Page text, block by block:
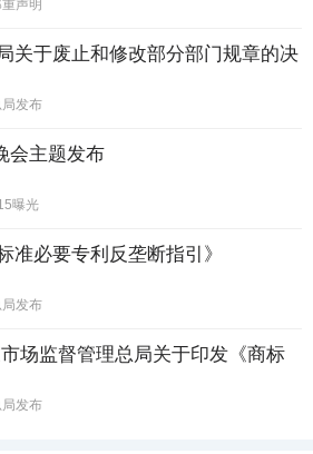
声明
关于废止和修改部分部门规章的决
发布
会主题发布
曝光
准必要专利反垄断指引》
发布
场监督管理总局关于印发《商标
发布